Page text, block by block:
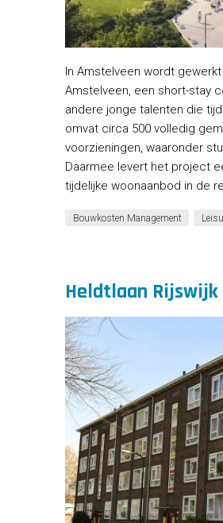
In Amstelveen wordt
Amstelveen, een short-stay
andere jonge talenten die
omvat circa 500 volledig
voorzieningen, waaronder
Daarmee levert het project
tijdelijke woonaanbod in de
Bouwkosten Management
Heldtlaan Rijswijk